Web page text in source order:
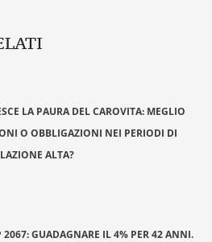
LA PAURA DEL CAROVITA: MEGLIO
O OBBLIGAZIONI NEI PERIODI DI
ALTA?
2067: GUADAGNARE IL 4% PER 42 ANNI.